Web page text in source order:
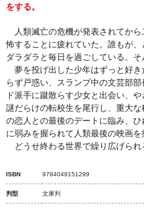
をする。
人類滅亡の危機が発表されてか
怖することに疲れていた。誰もが
ダラダラと毎日を過ごしている。そ
夢を投げ出した少年はずっと好
らず戸惑い、スランプ中の文芸部
ド派手に蹴散らす少女と出会い、
謎だらけの転校生を尾行し、重大
の恋人との最後のデートに臨み、
に弱みを握られて人類最後の映画
どうせ終わる世界で繰り広げられ
ISBN 9784049151299
判型 文庫判